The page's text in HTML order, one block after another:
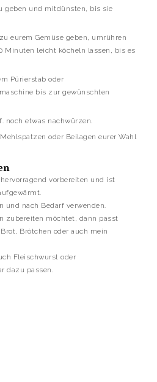
Minuten leicht köcheln lassen, bis es
bis zur gewünschten
noch etwas nachwürzen.
und nach Bedarf verwenden.
Brötchen oder auch mein
dazu passen.